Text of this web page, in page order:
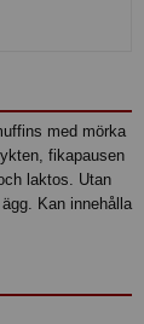
med mörka
fikapausen
laktos. Utan
Kan innehålla